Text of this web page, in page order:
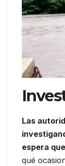
Las
espera
qué